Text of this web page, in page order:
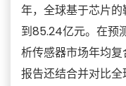
年，全球基于芯片
到85.24亿元。在预
析传感器市场年均复
报告还结合并对比